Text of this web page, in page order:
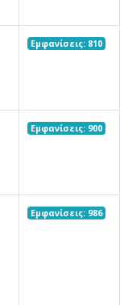
Εμφανίσεις: 810
Εμφανίσεις: 900
Εμφανίσεις: 986